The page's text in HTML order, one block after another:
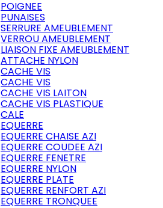
POIGNEE
PUNAISES
SERRURE AMEUBLEMENT
VERROU AMEUBLEMENT
LIAISON FIXE AMEUBLEMENT
ATTACHE NYLON
CACHE VIS
CACHE VIS
CACHE VIS LAITON
CACHE VIS PLASTIQUE
CALE
EQUERRE
EQUERRE CHAISE AZI
EQUERRE COUDEE AZI
EQUERRE FENETRE
EQUERRE NYLON
EQUERRE PLATE
EQUERRE RENFORT AZI
EQUERRE TRONQUEE